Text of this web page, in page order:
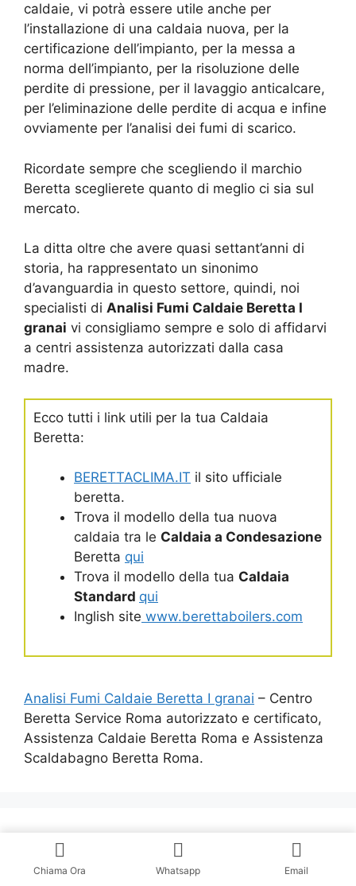
caldaie, vi potrà essere utile anche per
l’installazione di una caldaia nuova, per la
certificazione dell’impianto, per la messa a
norma dell’impianto, per la risoluzione delle
perdite di pressione, per il lavaggio anticalcare,
per l’eliminazione delle perdite di acqua e infine
ovviamente per l’analisi dei fumi di scarico.
Ricordate sempre che scegliendo il marchio
Beretta sceglierete quanto di meglio ci sia sul
mercato.
La ditta oltre che avere quasi settant’anni di
storia, ha rappresentato un sinonimo
d’avanguardia in questo settore, quindi, noi
specialisti di Analisi Fumi Caldaie Beretta I
granai vi consigliamo sempre e solo di affidarvi
a centri assistenza autorizzati dalla casa
madre.
Ecco tutti i link utili per la tua Caldaia
Beretta:
BERETTACLIMA.IT il sito ufficiale
beretta.
Trova il modello della tua nuova
caldaia tra le Caldaia a Condesazione
Beretta qui
Trova il modello della tua Caldaia
Standard qui
Inglish site www.berettaboilers.com
Analisi Fumi Caldaie Beretta I granai – Centro
Beretta Service Roma autorizzato e certificato,
Assistenza Caldaie Beretta Roma e Assistenza
Scaldabagno Beretta Roma.
Assistenza Caldaie Beretta Roma
Chiama Ora Whatsapp Email